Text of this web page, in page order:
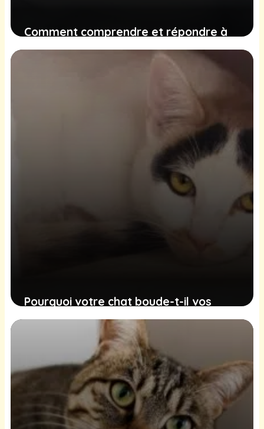
Comment comprendre et répondre à
l’indifférence de votre chat face au
Pourquoi votre chat boude-t-il vos
genoux et comment favoriser son
27 décembre 2024